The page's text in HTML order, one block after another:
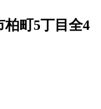
柏町5丁目全4